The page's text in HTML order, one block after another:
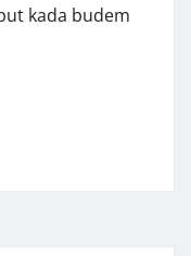
kada budem